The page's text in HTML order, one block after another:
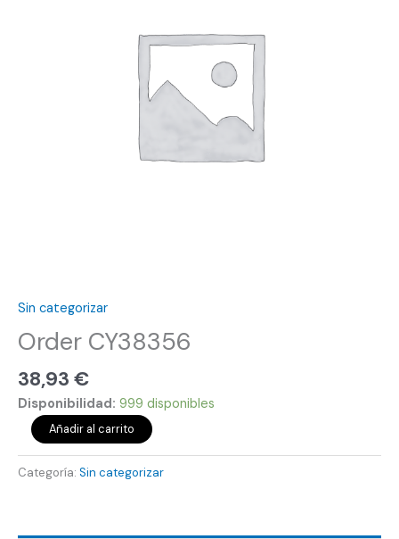
Sin categorizar
Order CY38356
38,93 €
Disponibilidad: 999 disponibles
Añadir al carrito
Categoría: Sin categorizar